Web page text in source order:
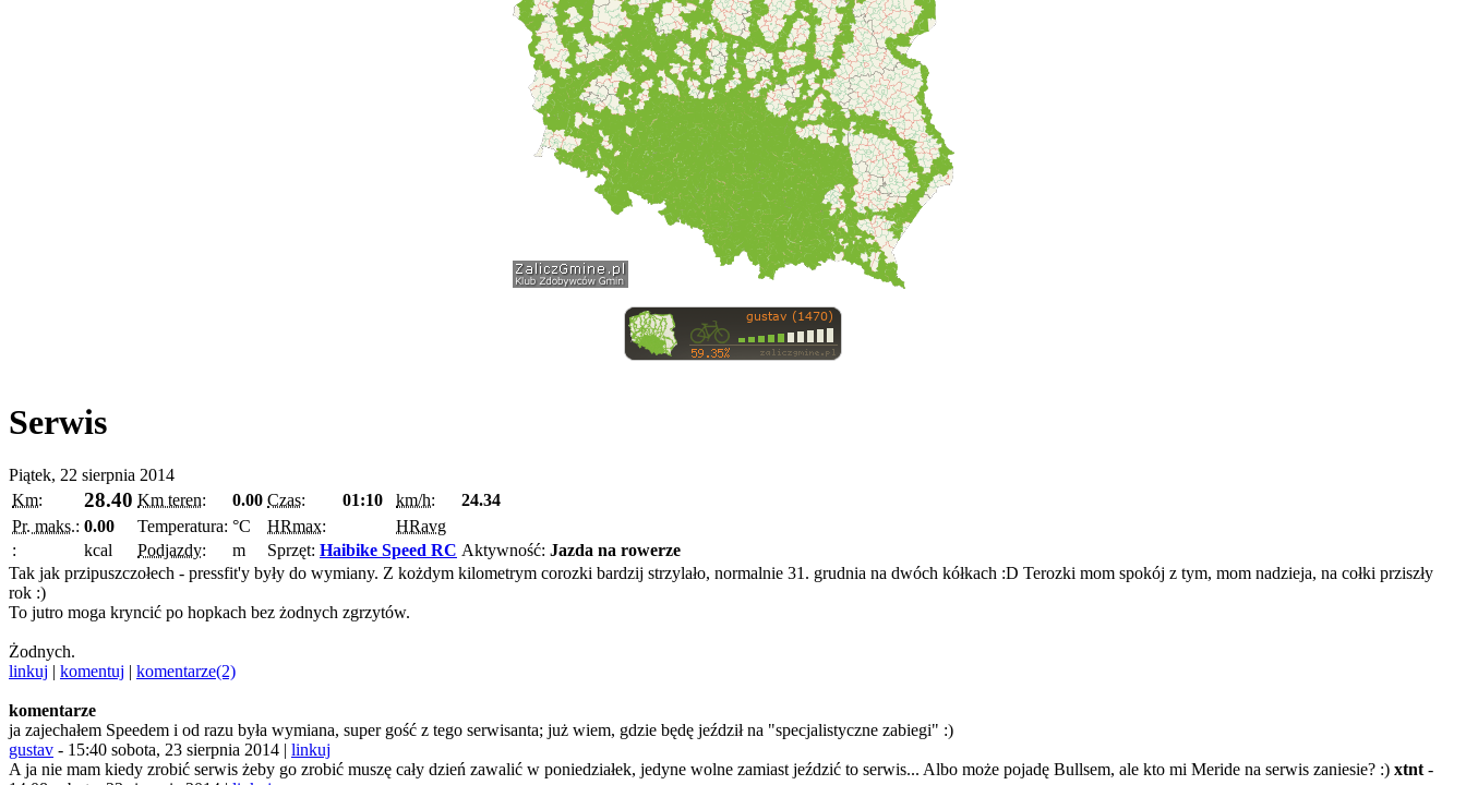
Serwis
Piątek, 22 sierpnia 2014
Km:
28.40 Km teren: 0.00 Czas: 01:10 km/h:
24.34
Pr. maks.: 0.00 Temperatura: °C HRmax:
HRavg
:
kcal Podjazdy: m Sprzęt: Haibike Speed RC Aktywność: Jazda na rowerze
Tak jak przipuszczołech - pressfit'y były do wymiany. Z kożdym kilometrym corozki bardzij strzylało, normalnie 31. grudnia na dwóch kółkach :D Terozki mom spokój z tym, mom nadzieja, na cołki prziszły
rok :)
To jutro moga kryncić po hopkach bez żodnych zgrzytów.
Żodnych.
linkuj | komentuj | komentarze(2)
komentarze
ja zajechałem Speedem i od razu była wymiana, super gość z tego serwisanta; już wiem, gdzie będę jeździł na "specjalistyczne zabiegi" :)
gustav - 15:40 sobota, 23 sierpnia 2014 | linkuj
A ja nie mam kiedy zrobić serwis żeby go zrobić muszę cały dzień zawalić w poniedziałek, jedyne wolne zamiast jeździć to serwis... Albo może pojadę Bullsem, ale kto mi Meride na serwis zaniesie? :) xtnt -